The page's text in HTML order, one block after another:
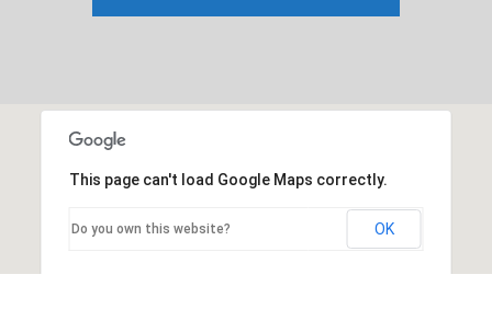
This page can't load Google Maps correctly.
Do you own this website? OK